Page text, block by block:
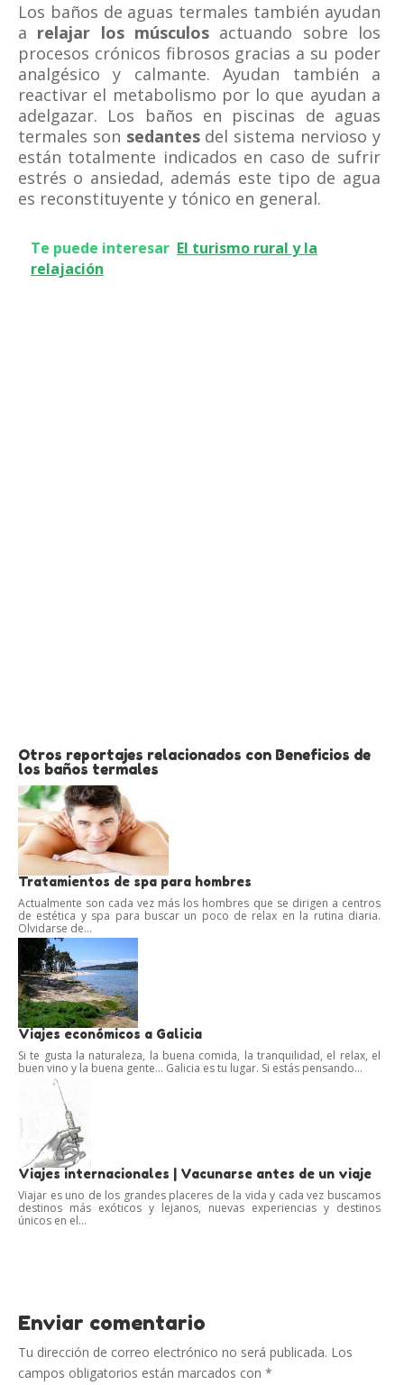
Los baños de aguas termales también ayudan
a relajar los músculos actuando sobre los
procesos crónicos fibrosos gracias a su poder
analgésico y calmante. Ayudan también a
reactivar el metabolismo por lo que ayudan a
adelgazar. Los baños en piscinas de aguas
termales son sedantes del sistema nervioso y
están totalmente indicados en caso de sufrir
estrés o ansiedad, además este tipo de agua
es reconstituyente y tónico en general.
Te puede interesar El turismo rural y la
relajación
Otros reportajes relacionados con Beneficios de
los baños termales
Tratamientos de spa para hombres
Actualmente son cada vez más los hombres que se dirigen a centros
de estética y spa para buscar un poco de relax en la rutina diaria.
Olvidarse de...
Viajes económicos a Galicia
Si te gusta la naturaleza, la buena comida, la tranquilidad, el relax, el
buen vino y la buena gente… Galicia es tu lugar. Si estás pensando...
Viajes internacionales | Vacunarse antes de un viaje
Viajar es uno de los grandes placeres de la vida y cada vez buscamos
destinos más exóticos y lejanos, nuevas experiencias y destinos
únicos en el...
Enviar comentario
Tu dirección de correo electrónico no será publicada. Los
campos obligatorios están marcados con *